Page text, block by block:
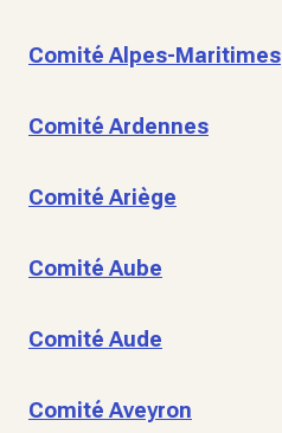
Comité Alpes-Maritimes
Comité Ardennes
Comité Ariège
Comité Aube
Comité Aude
Comité Aveyron